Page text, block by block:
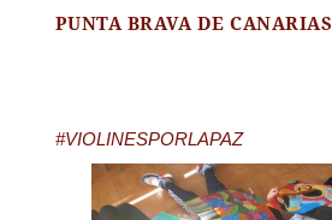
PUNTA BRAVA DE CANARIAS
#VIOLINESPORLAPAZ